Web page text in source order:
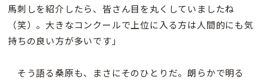
馬刺しを紹介したら、皆さん目を丸くしていましたね
（笑）。大きなコンクールで上位に入る方は人間的にも気
持ちの良い方が多いです」
そう語る桑原も、まさにそのひとりだ。朗らかで明る